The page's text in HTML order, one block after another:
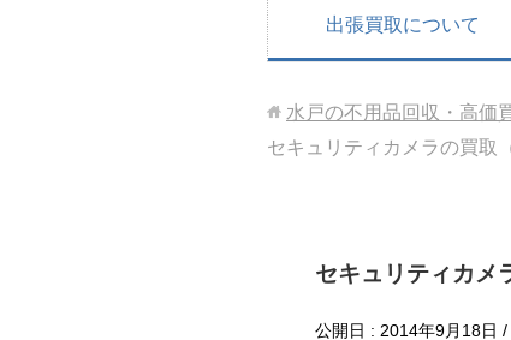
出張買取について
水戸の不用品回収・高価
セキュリティカメラの買取
セキュリティカメ
公開日 : 2014年9月18日 /